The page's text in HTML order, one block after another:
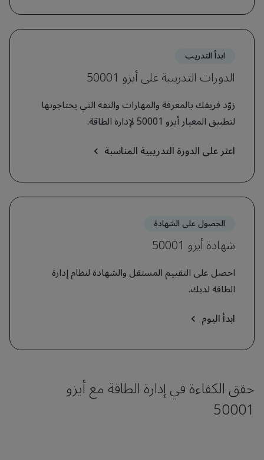
ابدأ التدريب
الدورات التدريبية على أيزو 50001
زوّد فريقك بالمعرفة والمهارات والثقة التي يحتاجونها
لتطبيق المعيار أيزو 50001 لإدارة الطاقة.
اعثر على الدورة التدريبية المناسبة
الحصول على الشهادة
شهادة أيزو 50001
احصل على التقييم المستقل والشهادة لنظام إدارة
الطاقة لديك.
ابدأ اليوم
حقق الكفاءة في إدارة الطاقة مع أيزو
50001